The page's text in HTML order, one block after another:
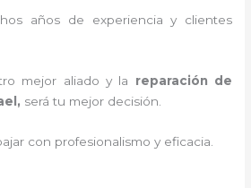
años de experiencia y clientes
mejor aliado y la reparación de
será tu mejor decisión.
con profesionalismo y eficacia.